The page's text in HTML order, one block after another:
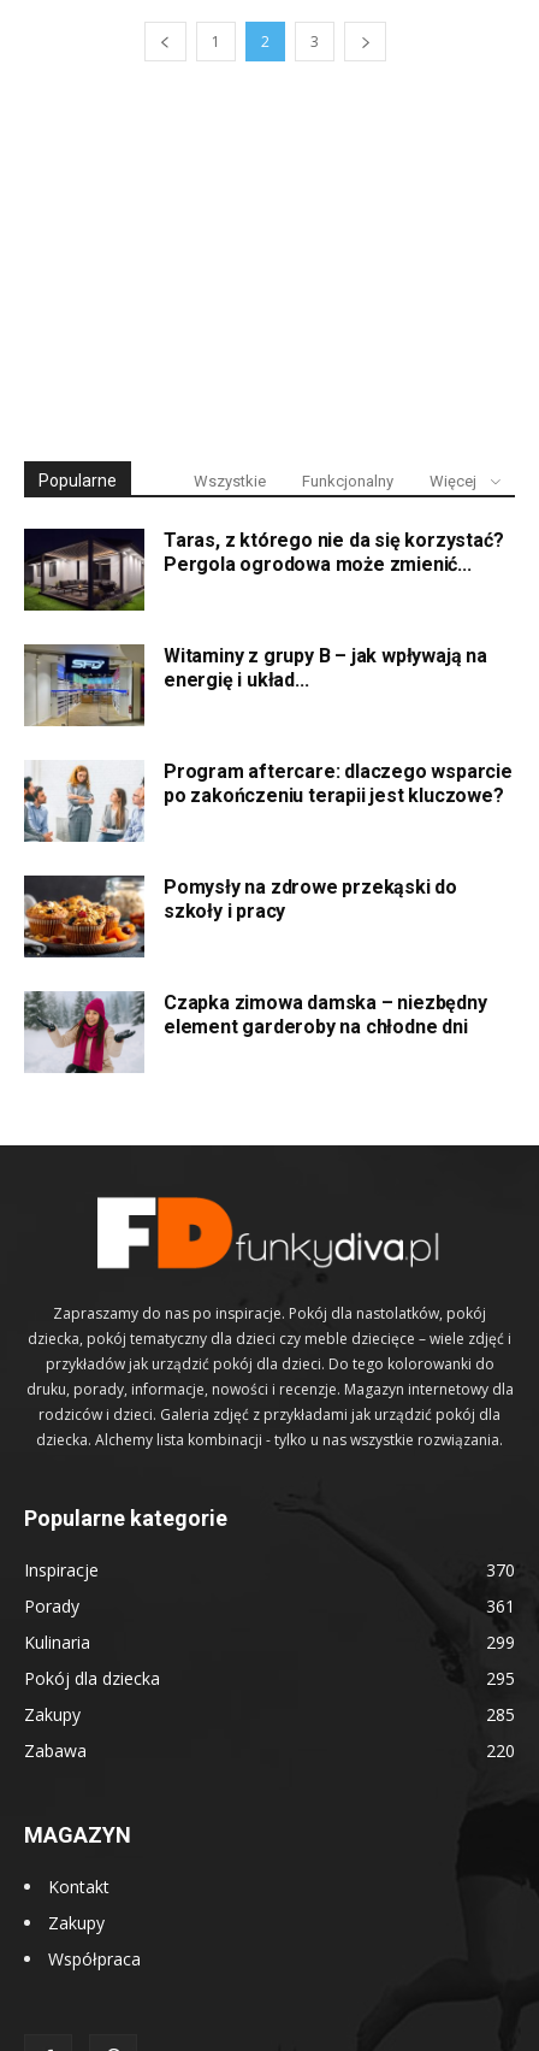
1 2 3
Popularne Wszystkie Funkcjonalny Więcej
Taras, z którego nie da się korzystać?
Pergola ogrodowa może zmienić...
Witaminy z grupy B – jak wpływają na
energię i układ...
Program aftercare: dlaczego wsparcie
po zakończeniu terapii jest kluczowe?
Pomysły na zdrowe przekąski do
szkoły i pracy
Czapka zimowa damska – niezbędny
element garderoby na chłodne dni
Zapraszamy do nas po inspiracje. Pokój dla nastolatków, pokój
dziecka, pokój tematyczny dla dzieci czy meble dziecięce – wiele zdjęć i
przykładów jak urządzić pokój dla dzieci. Do tego kolorowanki do
druku, porady, informacje, nowości i recenzje. Magazyn internetowy dla
rodziców i dzieci. Galeria zdjęć z przykładami jak urządzić pokój dla
dziecka. Alchemy lista kombinacji - tylko u nas wszystkie rozwiązania.
Popularne kategorie
Inspiracje
370
Porady
361
Kulinaria
299
Pokój dla dziecka
295
Zakupy
285
Zabawa
220
MAGAZYN
Kontakt
Zakupy
Współpraca